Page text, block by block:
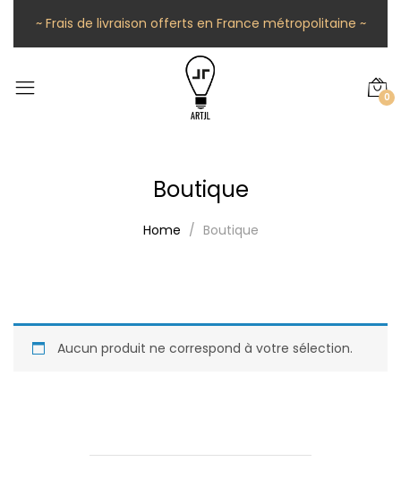
~ Frais de livraison offerts en France métropolitaine ~
0
Boutique
Home Boutique
Aucun produit ne correspond à votre sélection.